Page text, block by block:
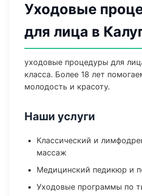
Уходовые
для лица в
уходовые процедуры для
класса. Более 18 лет
молодость и красоту.
Наши услуги
Классический и
массаж
Медицинский педикюр и
Уходовые программы по